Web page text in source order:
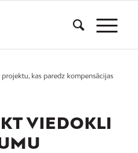
kas paredz kompensācijas
VIEDOKLI